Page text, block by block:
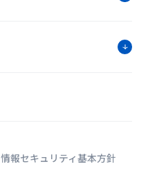
情報セキュリティ基本方針